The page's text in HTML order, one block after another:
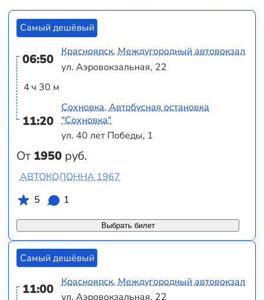
Самый дешёвый
06:50
4 ч 30 м
11:20
От 1950 руб.
Красноярск, Междугородный автовокзал
ул. Аэровокзальная, 22
Сохновка, Автобусная остановка
"Сохновка"
ул. 40 лет Победы, 1
Выбрать билет
АВТОКОЛОННА 1967
5
1
Самый дешёвый
11:00
Красноярск, Междугородный автовокзал
ул. Аэровокзальная, 22